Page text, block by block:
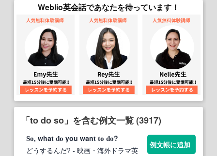
Weblio英会話であなたを待っています！
「to do so」を含む例文一覧 (3917)
So, what do you want to do?
どうするんだ? - 映画・海外ドラマ英
例文帳に追加